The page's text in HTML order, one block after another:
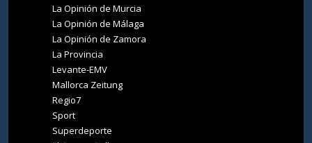
La Opinión de Murcia
La Opinión de Málaga
La Opinión de Zamora
La Provincia
Levante-EMV
Mallorca Zeitung
Regio7
Sport
Superdeporte